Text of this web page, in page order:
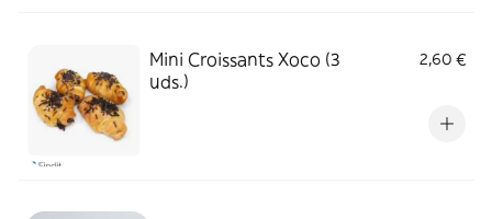
Mini Croissants Xoco (3
uds.)
2,60 €